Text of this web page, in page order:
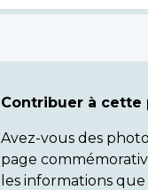
Contribuer à cette
Avez-vous des
page
les informations